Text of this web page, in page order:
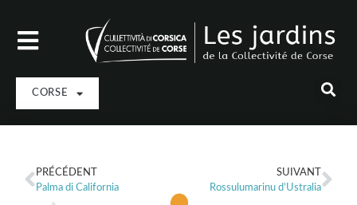
CORSE
PRÉCÉDENT
Palma di California
SUIVANT
Rossulumarinu d’Ustralia